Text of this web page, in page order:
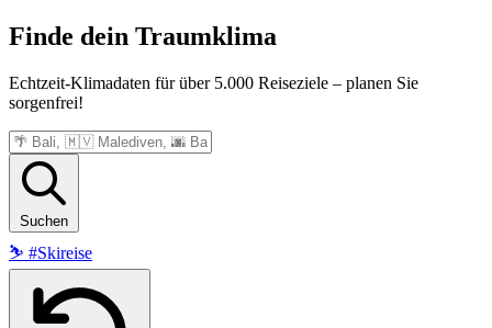
Finde dein Traumklima
Echtzeit-Klimadaten für über 5.000 Reiseziele – planen Sie
sorgenfrei!
Suchen
⛷️ #Skireise